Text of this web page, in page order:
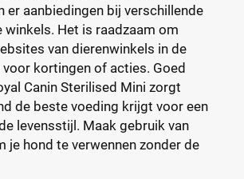
er aanbiedingen bij verschillende
winkels. Het is raadzaam om
van dierenwinkels in de
kortingen of acties. Goed
Canin Sterilised Mini zorgt
de beste voeding krijgt voor een
levensstijl. Maak gebruik van
je hond te verwennen zonder de